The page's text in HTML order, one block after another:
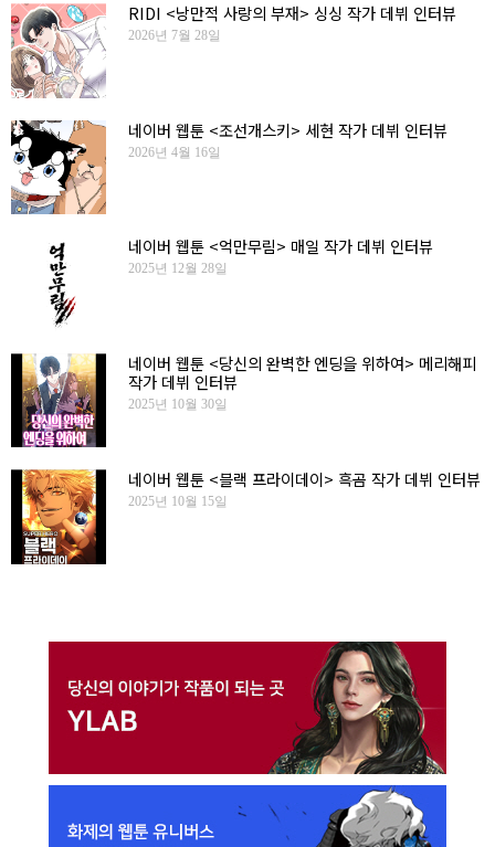
RIDI <낭만적 사랑의 부재> 싱싱 작가 데뷔 인터뷰
2026년 7월 28일
네이버 웹툰 <조선개스키> 세현 작가 데뷔 인터뷰
2026년 4월 16일
네이버 웹툰 <억만무림> 매일 작가 데뷔 인터뷰
2025년 12월 28일
네이버 웹툰 <당신의 완벽한 엔딩을 위하여> 메리해피
작가 데뷔 인터뷰
2025년 10월 30일
네이버 웹툰 <블랙 프라이데이> 흑곰 작가 데뷔 인터뷰
2025년 10월 15일